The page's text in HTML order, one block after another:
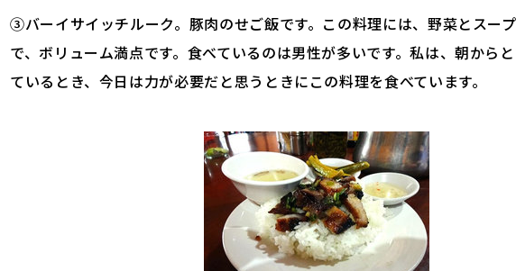
③バーイサイッチルーク。豚肉のせご飯です。この料理には、野菜とスー
で、ボリューム満点です。食べているのは男性が多いです。私は、朝から
ているとき、今日は力が必要だと思うときにこの料理を食べています。